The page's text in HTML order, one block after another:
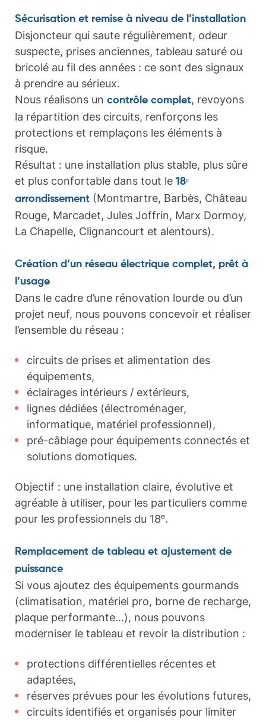
Sécurisation et remise à niveau de l’installation
Disjoncteur qui saute régulièrement, odeur
suspecte, prises anciennes, tableau saturé ou
bricolé au fil des années : ce sont des signaux
à prendre au sérieux.
Nous réalisons un contrôle complet, revoyons
la répartition des circuits, renforçons les
protections et remplaçons les éléments à
risque.
Résultat : une installation plus stable, plus sûre
et plus confortable dans tout le 18ᵉ
arrondissement (Montmartre, Barbès, Château
Rouge, Marcadet, Jules Joffrin, Marx Dormoy,
La Chapelle, Clignancourt et alentours).
Création d’un réseau électrique complet, prêt à
l’usage
Dans le cadre d’une rénovation lourde ou d’un
projet neuf, nous pouvons concevoir et réaliser
l’ensemble du réseau :
circuits de prises et alimentation des
équipements,
éclairages intérieurs / extérieurs,
lignes dédiées (électroménager,
informatique, matériel professionnel),
pré-câblage pour équipements connectés et
solutions domotiques.
Objectif : une installation claire, évolutive et
agréable à utiliser, pour les particuliers comme
pour les professionnels du 18ᵉ.
Remplacement de tableau et ajustement de
puissance
Si vous ajoutez des équipements gourmands
(climatisation, matériel pro, borne de recharge,
plaque performante…), nous pouvons
moderniser le tableau et revoir la distribution :
protections différentielles récentes et
adaptées,
réserves prévues pour les évolutions futures,
circuits identifiés et organisés pour limiter